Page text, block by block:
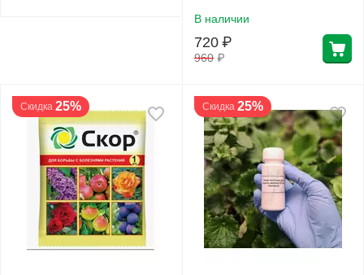
В наличии
960 ₽
720 ₽
Скидка 25% Скидка 25%